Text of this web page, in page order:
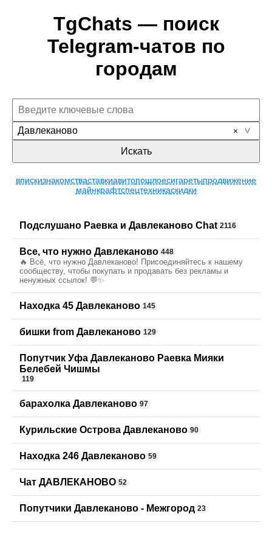
TgChats — поиск
Telegram-чатов по
городам
Давлеканово
Искать
впискизнакомстваставкиавитопошлоесигаретыпродвижение
майнкрафтспецтехникаскидки
Подслушано Раевка и Давлеканово Chat 2116
Все, что нужно Давлеканово 448
🔥 Всё, что нужно Давлеканово! Присоединяйтесь к нашему
сообществу, чтобы покупать и продавать без рекламы и
ненужных ссылок! 💬✨
Находка 45 Давлеканово 145
бишки from Давлеканово 129
Попутчик Уфа Давлеканово Раевка Мияки
Белебей Чишмы
119
барахолка Давлеканово 97
Курильские Острова Давлеканово 90
Находка 246 Давлеканово 59
Чат ДАВЛЕКАНОВО 52
Попутчики Давлеканово - Межгород 23